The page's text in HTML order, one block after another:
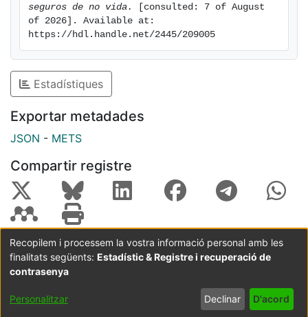
seguros de no vida.
[consulted: 7 of August
of 2026]. Available at:
https://hdl.handle.net/2445/209005
Estadístiques
Exportar metadades
JSON - METS
Compartir registre
Coordinació:CRAI UB Avís legal
Metadades
subjectes a:
Configuració
de cookies
privadesa
Recopilem i processem la vostra informació personal amb les
finalitats següents: Estadístic & Registre i recuperació de
contrasenya
Personalitzar Declinar D'acord